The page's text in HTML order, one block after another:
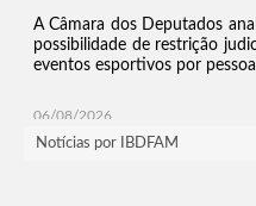
Notícias por IBDFAM